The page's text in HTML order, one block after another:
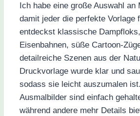
Ich habe eine große Auswahl an
damit jeder die perfekte Vorlage
entdeckst klassische
Eisenbahnen, süße Cartoon-
detailreiche Szenen aus der
Druckvorlage wurde klar und
sodass sie leicht auszumalen
Ausmalbilder sind einfach
während andere mehr Details